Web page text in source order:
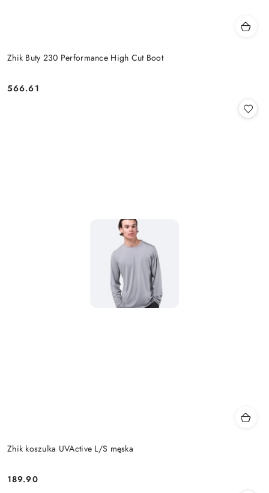
Zhik Buty 230 Performance High Cut Boot
Cena:
566.61
Zhik koszulka UVActive L/S męska
Cena:
189.90